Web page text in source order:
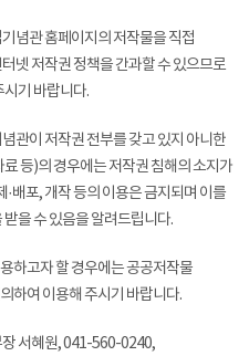
념관 홈페이지의 저작물을 직접
넷 저작권 정책을 간과할 수 있으므로
시기 바랍니다.
관이 저작권 전부를 갖고 있지 아니한
등)의 경우에는 저작권 침해의 소지가
배포, 개작 등의 이용은 금지되며 이를
을 수 있음을 알려드립니다.
하고자 할 경우에는 공공저작물
하여 이용해 주시기 바랍니다.
장 서혜원, 041-560-0240,